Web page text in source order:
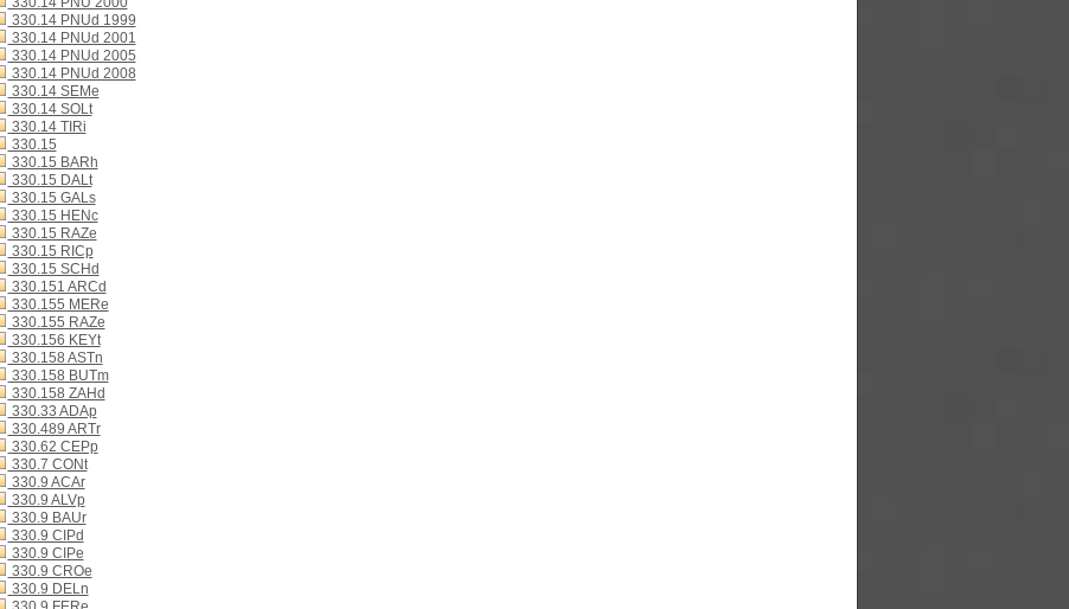
330.14 PNUd 1999
330.14 PNUd 2001
330.14 PNUd 2005
330.14 PNUd 2008
330.14 SEMe
330.14 SOLt
330.14 TIRi
330.15
330.15 BARh
330.15 DALt
330.15 GALs
330.15 HENc
330.15 RAZe
330.15 RICp
330.15 SCHd
330.151 ARCd
330.155 MERe
330.155 RAZe
330.156 KEYt
330.158 ASTn
330.158 BUTm
330.158 ZAHd
330.33 ADAp
330.489 ARTr
330.62 CEPp
330.7 CONt
330.9 ACAr
330.9 ALVp
330.9 BAUr
330.9 CIPd
330.9 CIPe
330.9 CROe
330.9 DELn